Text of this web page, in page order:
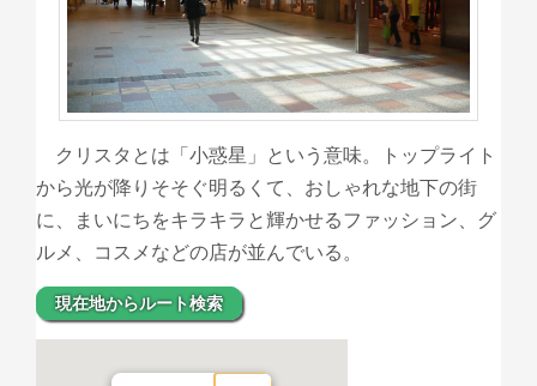
クリスタとは「小惑星」という意味。トップライト
から光が降りそそぐ明るくて、おしゃれな地下の街
に、まいにちをキラキラと輝かせるファッション、グ
ルメ、コスメなどの店が並んでいる。
現在地からルート検索